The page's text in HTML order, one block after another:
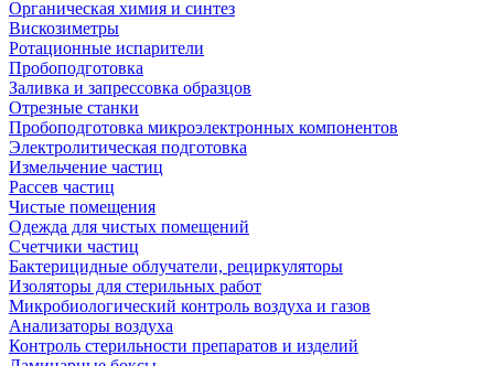
Органическая химия и синтез
Вискозиметры
Ротационные испарители
Пробоподготовка
Заливка и запрессовка образцов
Отрезные станки
Пробоподготовка микроэлектронных компонентов
Электролитическая подготовка
Измельчение частиц
Рассев частиц
Чистые помещения
Одежда для чистых помещений
Счетчики частиц
Бактерицидные облучатели, рециркуляторы
Изоляторы для стерильных работ
Микробиологический контроль воздуха и газов
Анализаторы воздуха
Контроль стерильности препаратов и изделий